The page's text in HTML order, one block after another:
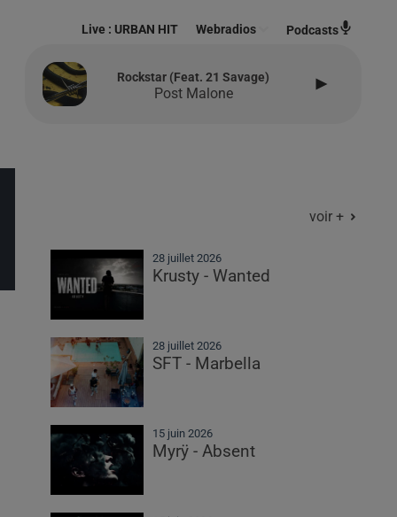
Live : URBAN HIT Webradios Podcasts
Rockstar (feat. 21 Savage)
Post Malone
voir +
28 juillet 2026
Krusty - Wanted
28 juillet 2026
SFT - Marbella
15 juin 2026
Myrÿ - Absent